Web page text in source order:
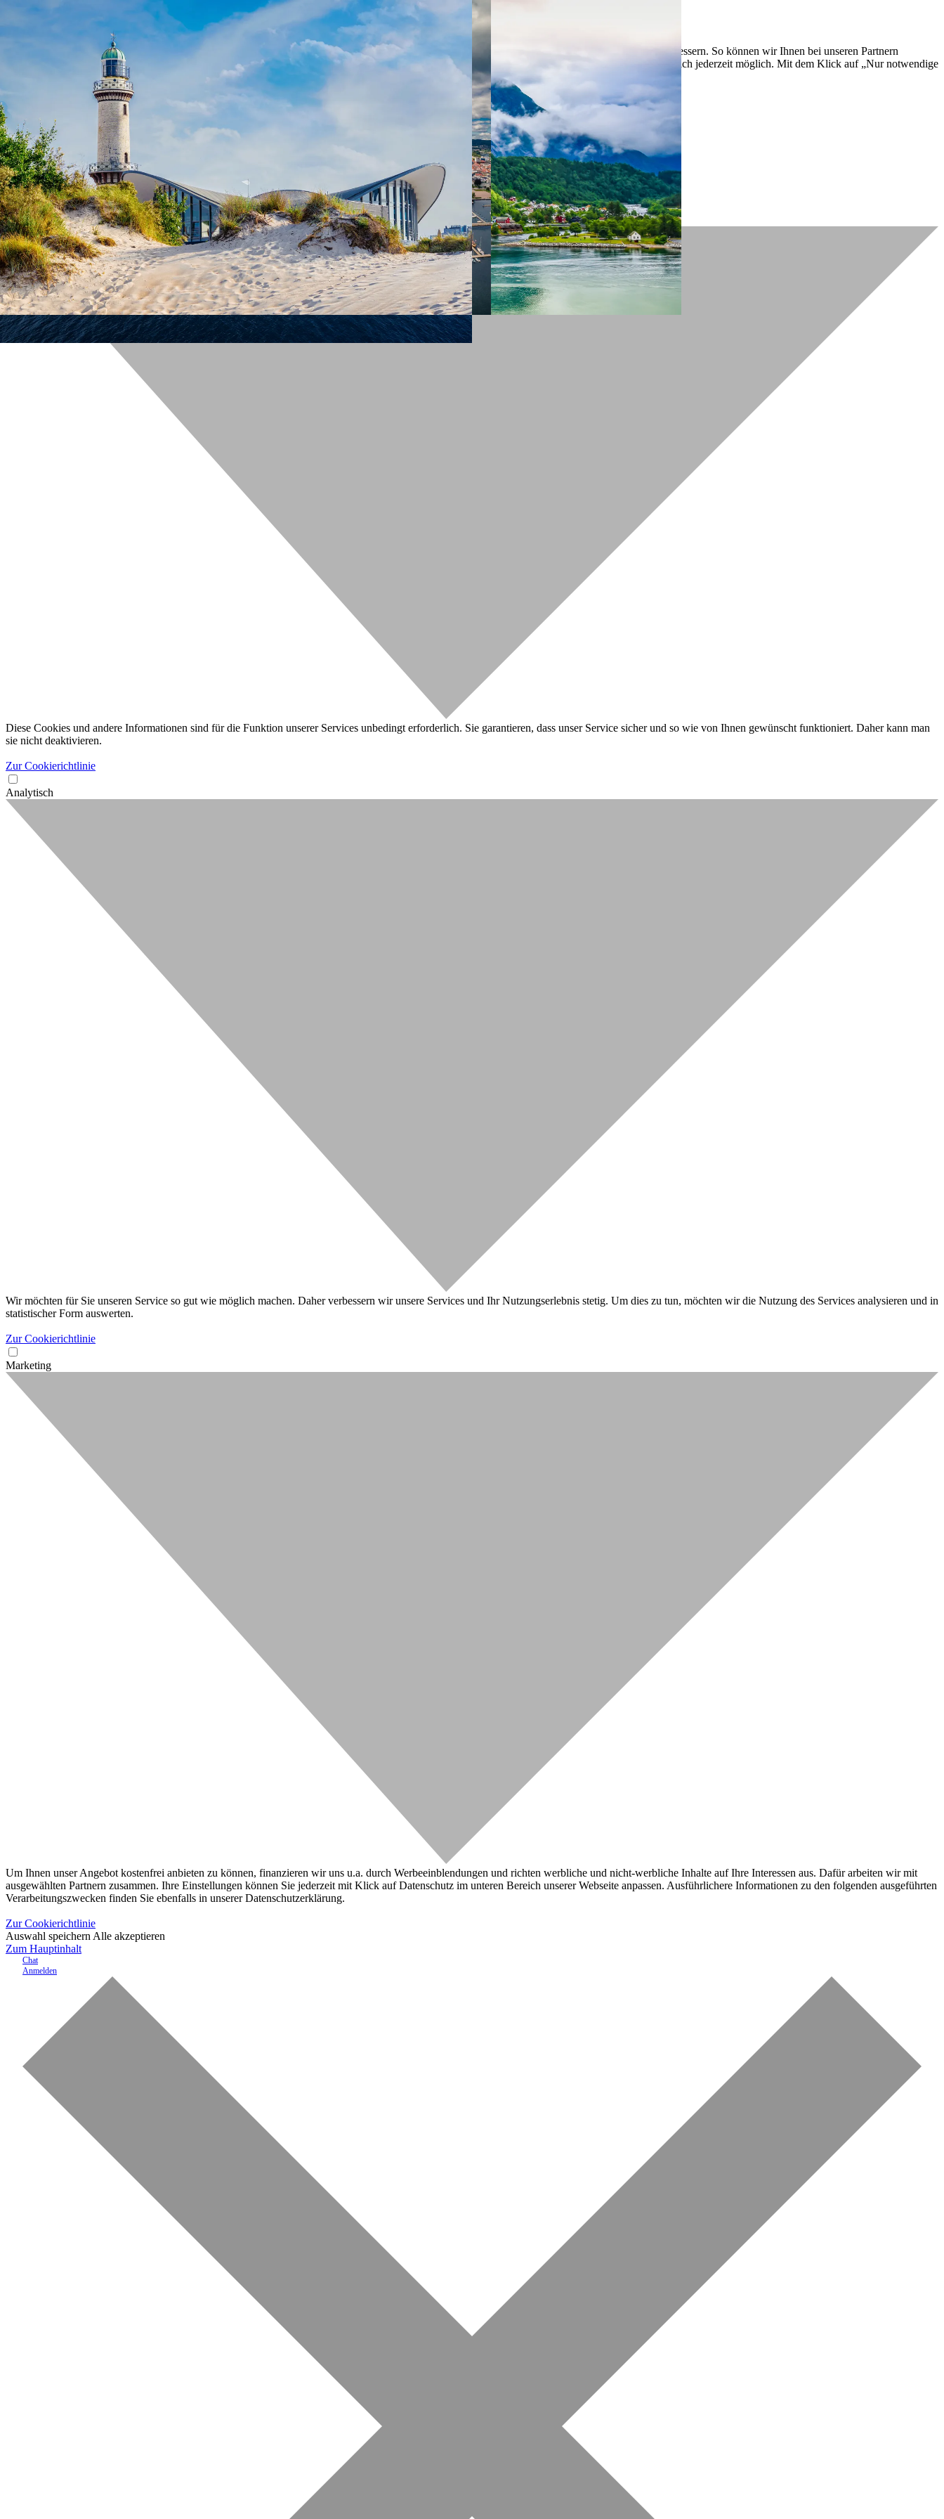
Nur notwendige Cookies
Unvergleichlich lecker
Mit dem Klick auf „geht klar” ermöglichen Sie uns Ihnen über Cookies ein verbessertes Nutzungserlebnis zu servieren und dieses kontinuierlich zu verbessern. So können wir Ihnen bei unseren Partnern
personalisierte Werbung und passende Angebote anzeigen. Über „anpassen” können Sie Ihre persönlichen Präferenzen festlegen. Dies ist auch nachträglich jederzeit möglich. Mit dem Klick auf „Nur notwendige
Cookies” werden lediglich technisch notwendige Cookies gespeichert.
Geht klar
Datenschutzerklärung
Cookierichtlinie
Impressum
« zurück
Ihre Cookie-Präferenzen verwalten
Wählen Sie, welche Cookies Sie auf check24.de akzeptieren.
Die Cookierichtlinie finden Siehier.
Notwendig
Diese Cookies und andere Informationen sind für die Funktion unserer Services unbedingt erforderlich. Sie garantieren, dass unser Service sicher und so wie von Ihnen gewünscht funktioniert. Daher kann man
sie nicht deaktivieren.
Zur Cookierichtlinie
Analytisch
Wir möchten für Sie unseren Service so gut wie möglich machen. Daher verbessern wir unsere Services und Ihr Nutzungserlebnis stetig. Um dies zu tun, möchten wir die Nutzung des Services analysieren und in
statistischer Form auswerten.
Zur Cookierichtlinie
Marketing
Um Ihnen unser Angebot kostenfrei anbieten zu können, finanzieren wir uns u.a. durch Werbeeinblendungen und richten werbliche und nicht-werbliche Inhalte auf Ihre Interessen aus. Dafür arbeiten wir mit
ausgewählten Partnern zusammen. Ihre Einstellungen können Sie jederzeit mit Klick auf Datenschutz im unteren Bereich unserer Webseite anpassen. Ausführlichere Informationen zu den folgenden ausgeführten
Verarbeitungszwecken finden Sie ebenfalls in unserer Datenschutzerklärung.
Zur Cookierichtlinie
Auswahl speichern Alle akzeptieren
Zum Hauptinhalt
Chat
Anmelden